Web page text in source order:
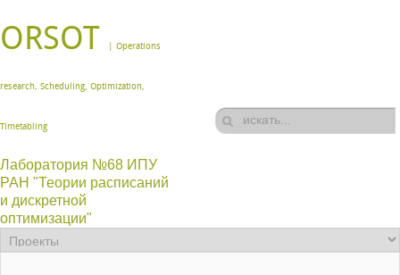
ORSOT | Operations
research, Scheduling, Optimization,
Timetabling
Лаборатория №68 ИПУ
РАН "Теории расписаний
и дискретной
оптимизации"